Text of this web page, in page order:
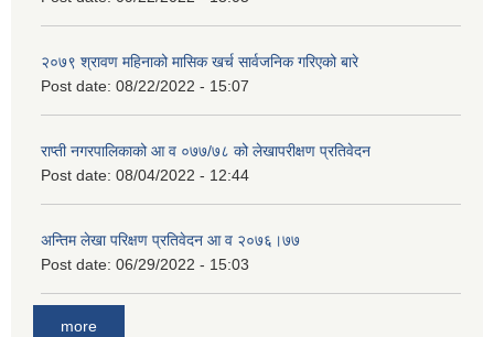
२०७९ श्रावण महिनाको मासिक खर्च सार्वजनिक गरिएको बारे
Post date: 08/22/2022 - 15:07
राप्ती नगरपालिकाको आ व ०७७/७८ को लेखापरीक्षण प्रतिवेदन
Post date: 08/04/2022 - 12:44
अन्तिम लेखा परिक्षण प्रतिवेदन आ व २०७६।७७
Post date: 06/29/2022 - 15:03
more